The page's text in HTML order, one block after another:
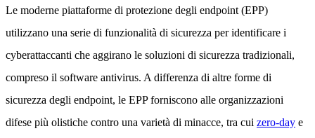
Le moderne piattaforme di protezione degli endpoint (EPP)
utilizzano una serie di funzionalità di sicurezza per identificare i
cyberattaccanti che aggirano le soluzioni di sicurezza tradizionali,
compreso il software antivirus. A differenza di altre forme di
sicurezza degli endpoint, le EPP forniscono alle organizzazioni
difese più olistiche contro una varietà di minacce, tra cui zero-day e